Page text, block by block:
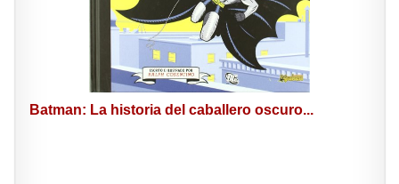
Batman: La historia del caballero oscuro...